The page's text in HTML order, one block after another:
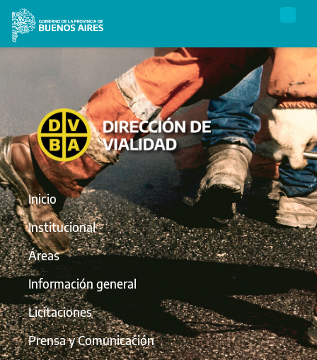
Inicio
Institucional
Áreas
Información general
Licitaciones
Prensa y Comunicación